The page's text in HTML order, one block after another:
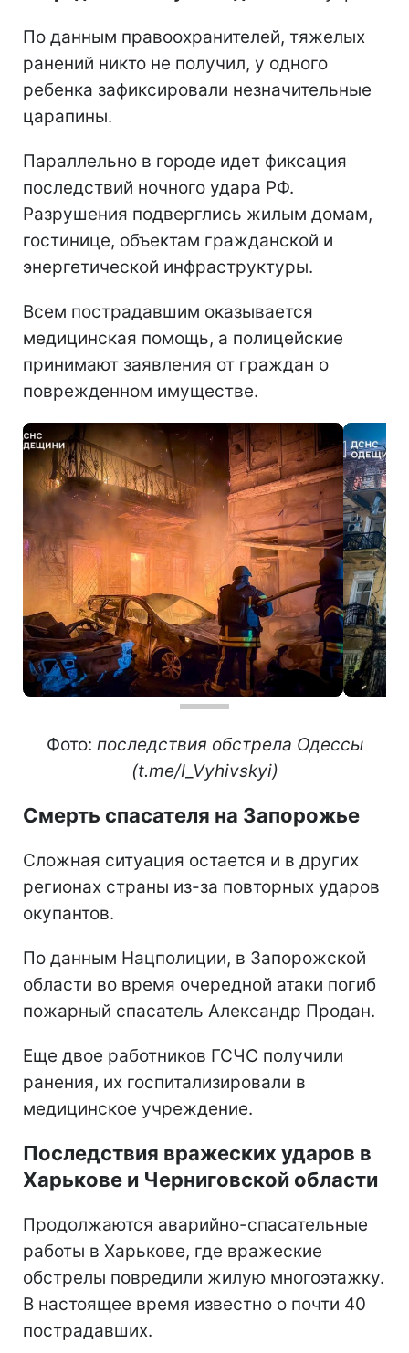
По данным правоохранителей, тяжелых
ранений никто не получил, у одного
ребенка зафиксировали незначительные
царапины.
Параллельно в городе идет фиксация
последствий ночного удара РФ.
Разрушения подверглись жилым домам,
гостинице, объектам гражданской и
энергетической инфраструктуры.
Всем пострадавшим оказывается
медицинская помощь, а полицейские
принимают заявления от граждан о
поврежденном имуществе.
Фото: последствия обстрела Одессы
(t.me/I_Vyhivskyi)
Смерть спасателя на Запорожье
Сложная ситуация остается и в других
регионах страны из-за повторных ударов
окупантов.
По данным Нацполиции, в Запорожской
области во время очередной атаки погиб
пожарный спасатель Александр Продан.
Еще двое работников ГСЧС получили
ранения, их госпитализировали в
медицинское учреждение.
Последствия вражеских ударов в
Харькове и Черниговской области
Продолжаются аварийно-спасательные
работы в Харькове, где вражеские
обстрелы повредили жилую многоэтажку.
В настоящее время известно о почти 40
пострадавших.